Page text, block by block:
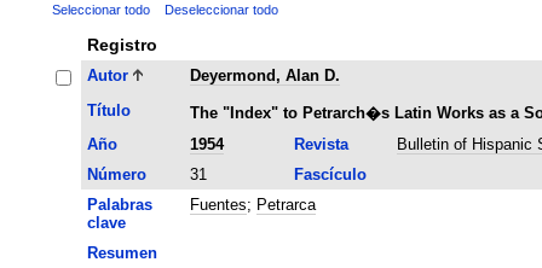
Seleccionar todo Deseleccionar todo
Registro
Autor
Deyermond, Alan D.
Título
The "Index" to Petrarch�s Latin Works as a
Año
1954 Revista
Bulletin of Hispanic
Número
31
Fascículo
Palabras
clave
Fuentes; Petrarca
Resumen